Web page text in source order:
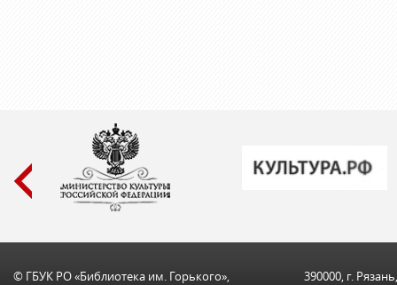
© ГБУК РО «Библиотека им. Горького»,
390000, г. Рязань,